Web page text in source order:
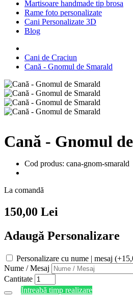
Martisoare handmade tip brosa
Rame foto personalizate
Cani Personalizate 3D
Blog
Cani de Craciun
Cană - Gnomul de Smarald
Cană - Gnomul
Cod produs: cana-gnom-smarald
La comandă
150,00 Lei
Adaugă Personalizare
Personalizare cu nume | mesaj
Nume / Mesaj
Cantitate
Întreabă timp realizare